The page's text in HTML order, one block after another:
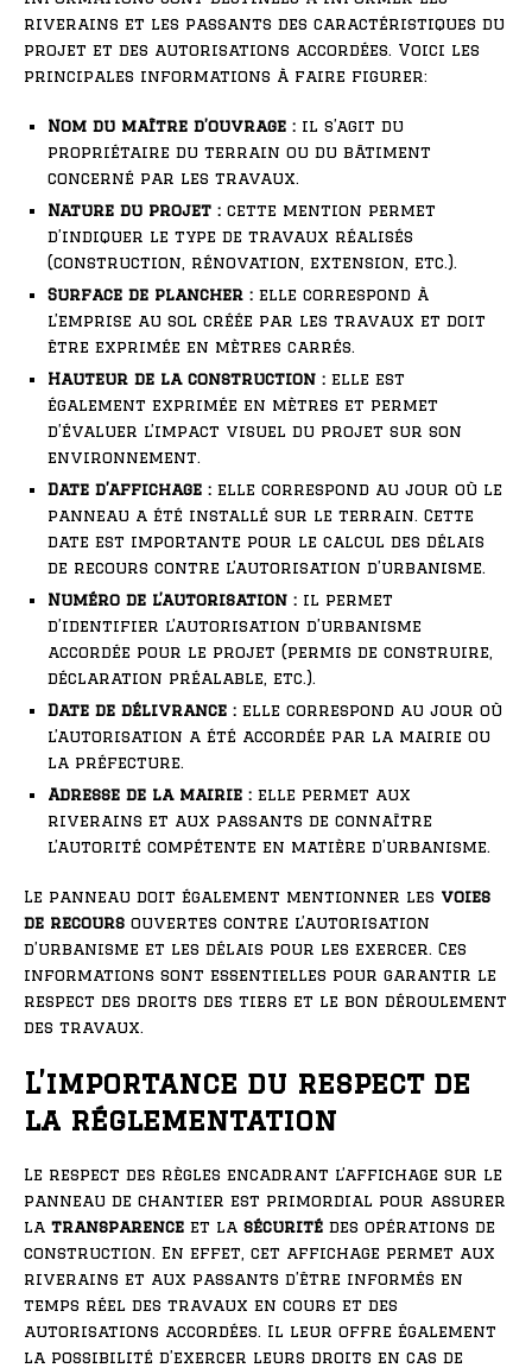
riverains et les passants des caractéristiques du
projet et des autorisations accordées. Voici les
principales informations à faire figurer:
Nom du maître d’ouvrage : il s’agit du
propriétaire du terrain ou du bâtiment
concerné par les travaux.
Nature du projet : cette mention permet
d’indiquer le type de travaux réalisés
(construction, rénovation, extension, etc.).
Surface de plancher : elle correspond à
l’emprise au sol créée par les travaux et doit
être exprimée en mètres carrés.
Hauteur de la construction : elle est
également exprimée en mètres et permet
d’évaluer l’impact visuel du projet sur son
environnement.
Date d’affichage : elle correspond au jour où le
panneau a été installé sur le terrain. Cette
date est importante pour le calcul des délais
de recours contre l’autorisation d’urbanisme.
Numéro de l’autorisation : il permet
d’identifier l’autorisation d’urbanisme
accordée pour le projet (permis de construire,
déclaration préalable, etc.).
Date de délivrance : elle correspond au jour où
l’autorisation a été accordée par la mairie ou
la préfecture.
Adresse de la mairie : elle permet aux
riverains et aux passants de connaître
l’autorité compétente en matière d’urbanisme.
Le panneau doit également mentionner les voies
de recours ouvertes contre l’autorisation
d’urbanisme et les délais pour les exercer. Ces
informations sont essentielles pour garantir le
respect des droits des tiers et le bon déroulement
des travaux.
L’importance du respect de
la réglementation
Le respect des règles encadrant l’affichage sur le
panneau de chantier est primordial pour assurer
la transparence et la sécurité des opérations de
construction. En effet, cet affichage permet aux
riverains et aux passants d’être informés en
temps réel des travaux en cours et des
autorisations accordées. Il leur offre également
la possibilité d’exercer leurs droits en cas de